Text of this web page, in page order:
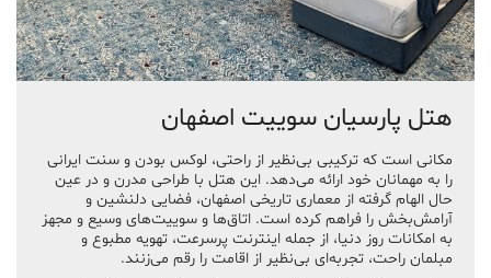
هتل پارسیان سوییت اصفهان
مکانی است که ترکیبی بی‌نظیر از راحتی، لوکس بودن و سنت ایرانی
را به مهمانان خود ارائه می‌دهد. این هتل با طراحی مدرن و در عین
حال الهام گرفته از معماری تاریخی اصفهان، فضایی دلنشین و
آرامش‌بخش را فراهم کرده است. اتاق‌ها و سوییت‌های وسیع و مجهز
به امکانات روز دنیا، از جمله اینترنت پرسرعت، تهویه مطبوع و
مبلمان راحت، تجربه‌ای بی‌نظیر از اقامت را رقم می‌زنند.